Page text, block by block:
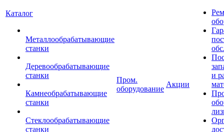
Каталог
Металлообрабатывающие
станки
Деревообрабатывающие
станки
Камнеобрабатывающие
станки
Стеклообрабатывающие
станки
Пром.
оборудование
Акции
и